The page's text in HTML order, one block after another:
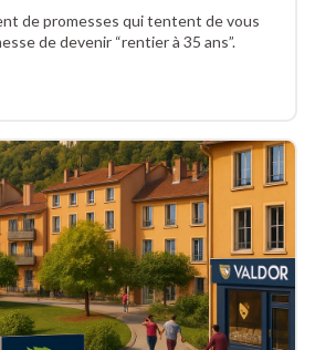
de promesses qui tentent de vous
de devenir “rentier à 35 ans”.